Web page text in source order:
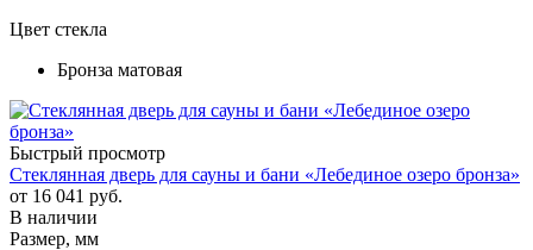
Цвет стекла
Бронза матовая
Быстрый просмотр
Стеклянная дверь для сауны и бани «Лебединое озеро бронза»
от 16 041 руб.
В наличии
Размер, мм